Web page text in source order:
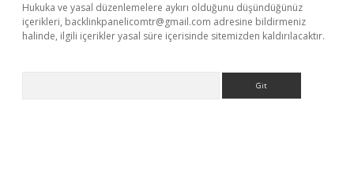
Hukuka ve yasal düzenlemelere aykırı olduğunu düşündüğünüz
içerikleri, backlinkpanelicomtr@gmail.com adresine bildirmeniz
halinde, ilgili içerikler yasal süre içerisinde sitemizden kaldırılacaktır.